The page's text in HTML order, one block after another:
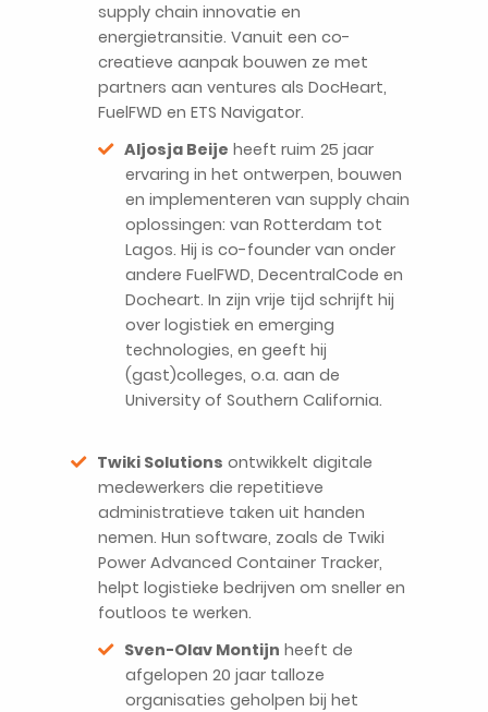
supply chain innovatie en
energietransitie. Vanuit een co-
creatieve aanpak bouwen ze met
partners aan ventures als DocHeart,
FuelFWD en ETS Navigator.
Aljosja Beije heeft ruim 25 jaar
ervaring in het ontwerpen, bouwen
en implementeren van supply chain
oplossingen: van Rotterdam tot
Lagos. Hij is co-founder van onder
andere FuelFWD, DecentralCode en
Docheart. In zijn vrije tijd schrijft hij
over logistiek en emerging
technologies, en geeft hij
(gast)colleges, o.a. aan de
University of Southern California.
Twiki Solutions ontwikkelt digitale
medewerkers die repetitieve
administratieve taken uit handen
nemen. Hun software, zoals de Twiki
Power Advanced Container Tracker,
helpt logistieke bedrijven om sneller en
foutloos te werken.
Sven-Olav Montijn heeft de
afgelopen 20 jaar talloze
organisaties geholpen bij het